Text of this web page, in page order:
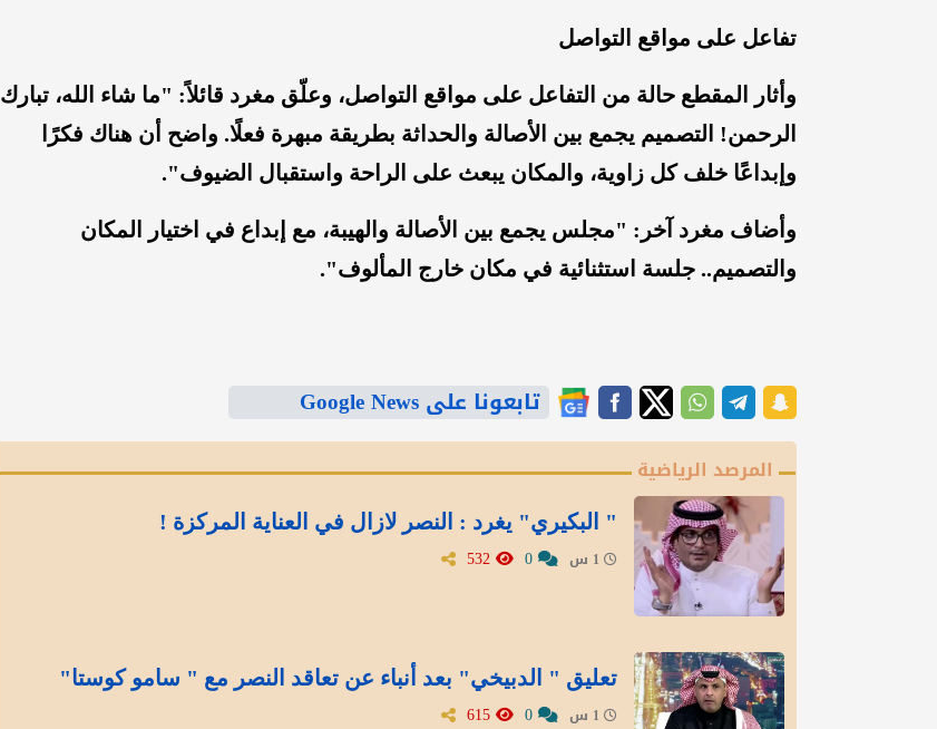
تفاعل على مواقع التواصل
وأثار المقطع حالة من التفاعل على مواقع التواصل، وعلّق مغرد قائلاً: "ما شاء الله، تبارك
الرحمن! التصميم يجمع بين الأصالة والحداثة بطريقة مبهرة فعلًا. واضح أن هناك فكرًا
وإبداعًا خلف كل زاوية، والمكان يبعث على الراحة واستقبال الضيوف".
وأضاف مغرد آخر: "مجلس يجمع بين الأصالة والهيبة، مع إبداع في اختيار المكان
والتصميم.. جلسة استثنائية في مكان خارج المألوف".
تابعونا على Google News
المرصد الرياضية
" البكيري" يغرد : النصر لازال في العناية المركزة !
تعليق " الدبيخي" بعد أنباء عن تعاقد النصر مع " سامو كوستا"